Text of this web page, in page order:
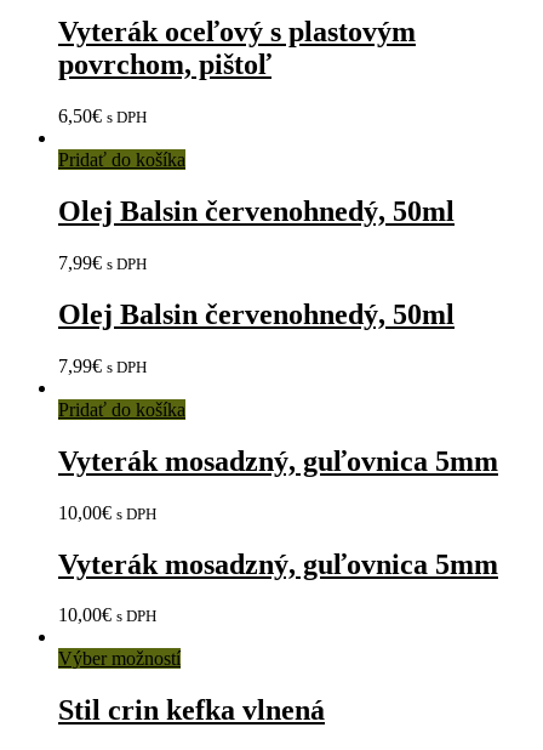
Vyterák oceľový s plastovým
povrchom, pištoľ
6,50€ s DPH
Pridať do košíka
Olej Balsin červenohnedý, 50ml
7,99€ s DPH
Olej Balsin červenohnedý, 50ml
7,99€ s DPH
Pridať do košíka
Vyterák mosadzný, guľovnica 5mm
10,00€ s DPH
Vyterák mosadzný, guľovnica 5mm
10,00€ s DPH
Výber možností
Stil crin kefka vlnená